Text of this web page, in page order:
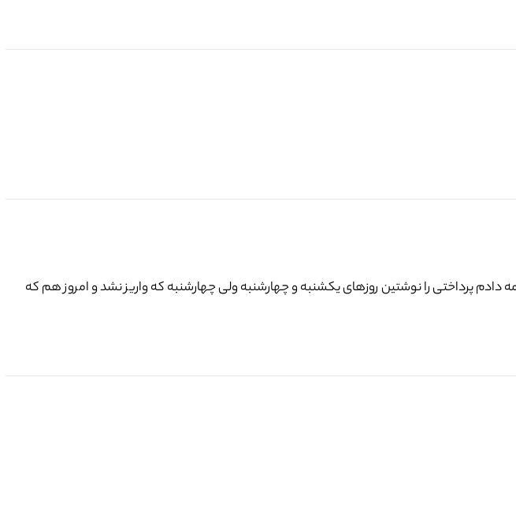
پرداختی را نوشتین روزهای یکشنبه و چهارشنبه ولی چهارشنبه که واریز نشد و امروز هم که